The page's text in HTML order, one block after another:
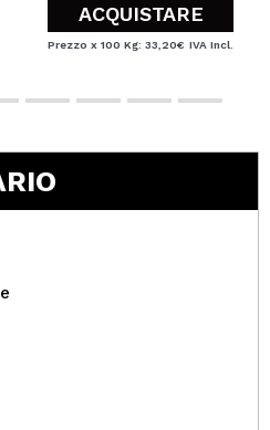
ACQUISTARE
Prezzo x 100 Kg: 33,20€ IVA Incl.